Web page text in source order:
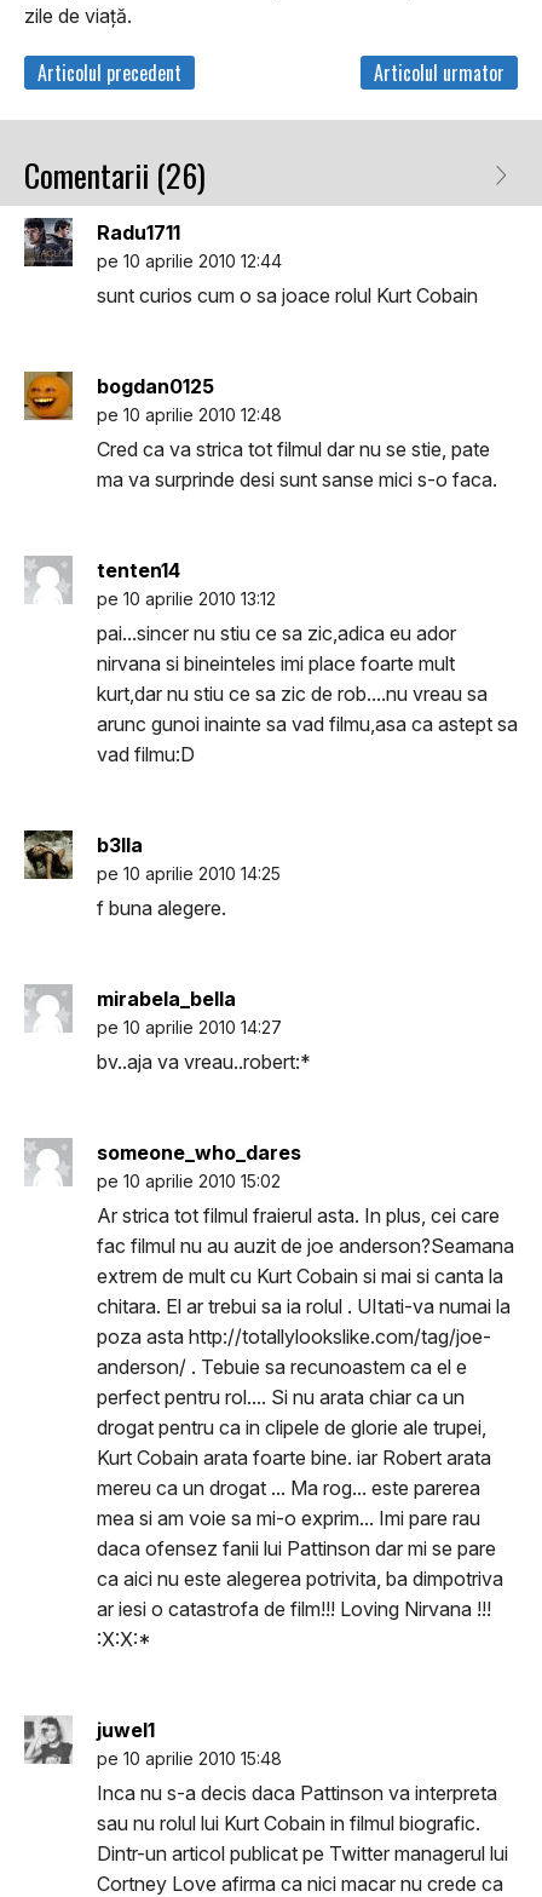
zile de viaţă.
Articolul precedent Articolul urmator
Comentarii (26)
Radu1711
pe 10 aprilie 2010 12:44
sunt curios cum o sa joace rolul Kurt Cobain
bogdan0125
pe 10 aprilie 2010 12:48
Cred ca va strica tot filmul dar nu se stie, pate
ma va surprinde desi sunt sanse mici s-o faca.
tenten14
pe 10 aprilie 2010 13:12
pai...sincer nu stiu ce sa zic,adica eu ador
nirvana si bineinteles imi place foarte mult
kurt,dar nu stiu ce sa zic de rob....nu vreau sa
arunc gunoi inainte sa vad filmu,asa ca astept sa
vad filmu:D
b3lla
pe 10 aprilie 2010 14:25
f buna alegere.
mirabela_bella
pe 10 aprilie 2010 14:27
bv..aja va vreau..robert:*
someone_who_dares
pe 10 aprilie 2010 15:02
Ar strica tot filmul fraierul asta. In plus, cei care
fac filmul nu au auzit de joe anderson?Seamana
extrem de mult cu Kurt Cobain si mai si canta la
chitara. El ar trebui sa ia rolul . UItati-va numai la
poza asta http://totallylookslike.com/tag/joe-
anderson/ . Tebuie sa recunoastem ca el e
perfect pentru rol.... Si nu arata chiar ca un
drogat pentru ca in clipele de glorie ale trupei,
Kurt Cobain arata foarte bine. iar Robert arata
mereu ca un drogat ... Ma rog... este parerea
mea si am voie sa mi-o exprim... Imi pare rau
daca ofensez fanii lui Pattinson dar mi se pare
ca aici nu este alegerea potrivita, ba dimpotriva
ar iesi o catastrofa de film!!! Loving Nirvana !!!
:X:X:*
juwel1
pe 10 aprilie 2010 15:48
Inca nu s-a decis daca Pattinson va interpreta
sau nu rolul lui Kurt Cobain in filmul biografic.
Dintr-un articol publicat pe Twitter managerul lui
Cortney Love afirma ca nici macar nu crede ca